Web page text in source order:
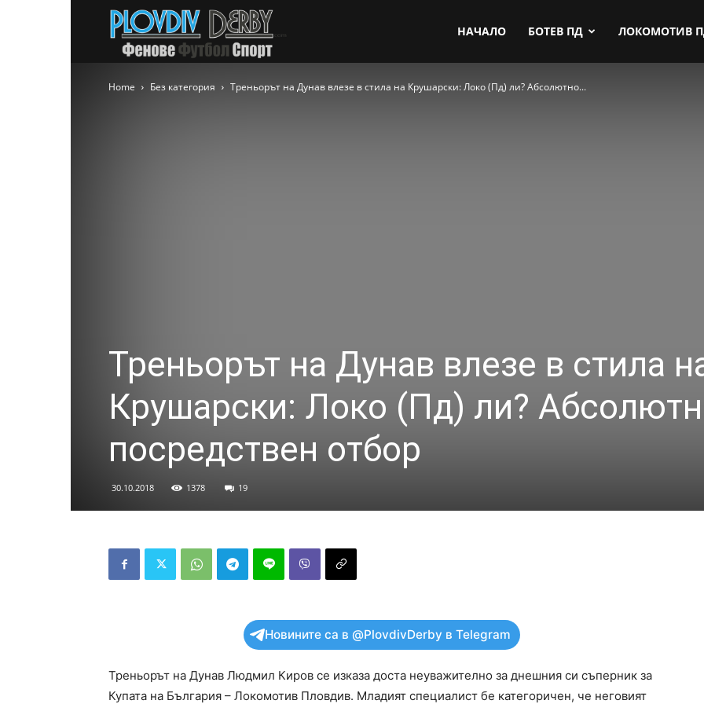
НАЧАЛО БОТЕВ ПД ЛОКОМОТИВ
Home Без категория Треньорът на Дунав влезе в стила на Крушарски: Локо (Пд) ли? Абсолютно...
Треньорът на Дунав влезе в стила
Крушарски: Локо (Пд) ли?
посредствен отбор
30.10.2018 1378 19
Новините са в @PlovdivDerby в Telegram
Треньорът на Дунав Людмил Киров се изказа доста неуважително за днешния си съперник за
Купата на България – Локомотив Пловдив. Младият специалист бе категоричен, че неговият